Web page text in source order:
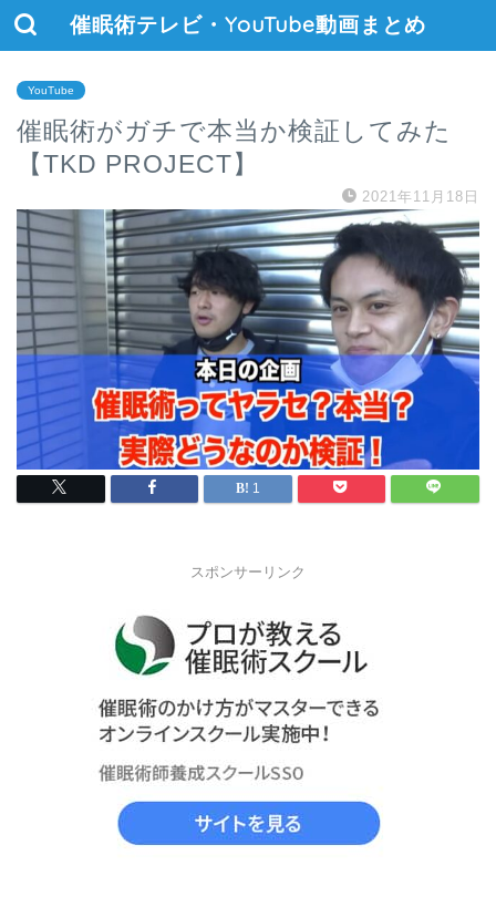
催眠術テレビ・YouTube動画まとめ
YouTube
催眠術がガチで本当か検証してみた
【TKD PROJECT】
2021年11月18日
1
スポンサーリンク